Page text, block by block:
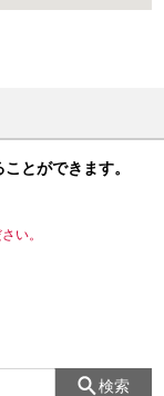
とができます。
い。
検索